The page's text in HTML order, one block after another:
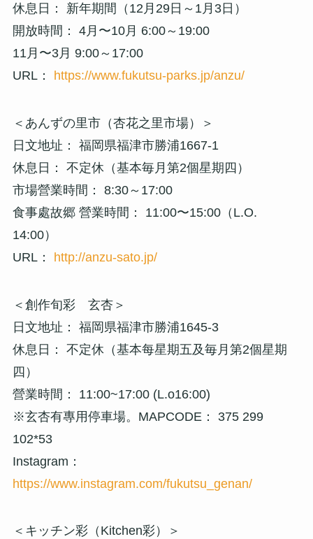
休息日： 新年期間（12月29日～1月3日）
開放時間： 4月〜10月 6:00～19:00
11月〜3月 9:00～17:00
URL： https://www.fukutsu-parks.jp/anzu/
＜あんずの里市（杏花之里市場）＞
日文地址： 福岡県福津市勝浦1667-1
休息日： 不定休（基本毎月第2個星期四）
市場營業時間： 8:30～17:00
食事處故郷 營業時間： 11:00〜15:00（L.O.
14:00）
URL： http://anzu-sato.jp/
＜創作旬彩 玄杏＞
日文地址： 福岡県福津市勝浦1645-3
休息日： 不定休（基本每星期五及毎月第2個星期
四）
營業時間： 11:00~17:00 (L.o16:00)
※玄杏有專用停車場。MAPCODE： 375 299
102*53
Instagram：
https://www.instagram.com/fukutsu_genan/
＜キッチン彩（Kitchen彩）＞